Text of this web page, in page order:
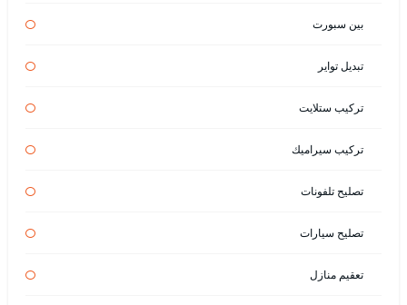
بين سبورت
تبديل تواير
تركيب ستلايت
تركيب سيراميك
تصليح تلفونات
تصليح سيارات
تعقيم منازل